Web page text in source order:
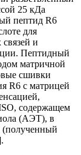
25 кДа
пептид R6
для
и
Пептидный
матричной
сшивки
R6 с матрицей
содержащем
(АЭТ), в
(полученный